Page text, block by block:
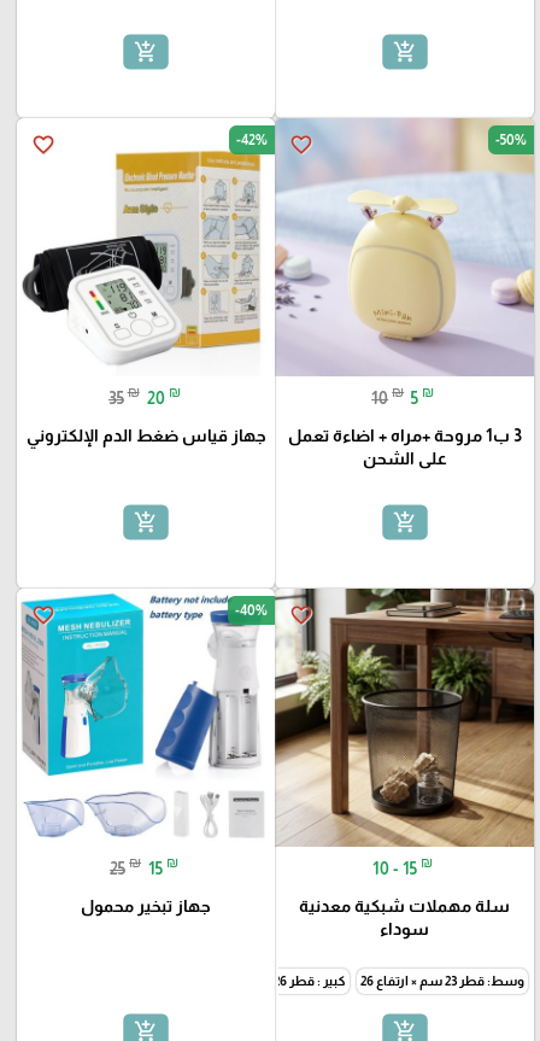
add_shopping_cart
add_shopping_cart
favorite_border -50%
10 ₪ 5 ₪
3 ب1 مروحة +مراه + اضاءة تعمل
على الشحن
add_shopping_cart
favorite_border -42%
35 ₪ 20 ₪
جهاز قياس ضغط الدم الإلكتروني
add_shopping_cart
favorite_border
10 - 15 ₪
سلة مهملات شبكية معدنية
سوداء
وسط: قطر 23 سم × ارتفاع 26 كبير : قطر 26 سم × ارتفاع 29 سم
add_shopping_cart
favorite_border -40%
25 ₪ 15 ₪
جهاز تبخير محمول
add_shopping_cart